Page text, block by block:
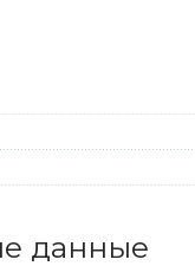
данные